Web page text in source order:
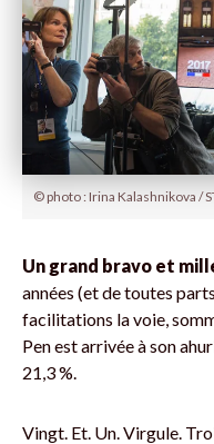
© photo : Irina Kalashnikova /
Un grand bravo et
années (et de toutes
facilitations la voie,
Pen est arrivée à son
21,3 %.
Vingt. Et. Un. Virgule.